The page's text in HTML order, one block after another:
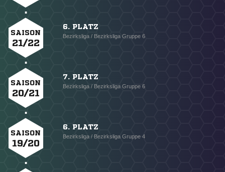
SAISON
21/22
6. PLATZ
Bezirksliga / Bezirksliga Gruppe 6
SAISON
20/21
7. PLATZ
Bezirksliga / Bezirksliga Gruppe 6
SAISON
19/20
6. PLATZ
Bezirksliga / Bezirksliga Gruppe 4